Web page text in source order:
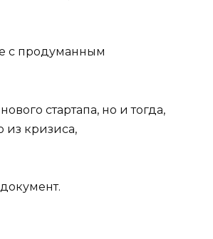
с продуманным
стартапа, но и тогда,
из кризиса,